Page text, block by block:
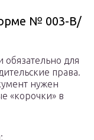
№ 003-В/
для
права.
нужен
«корочки» в